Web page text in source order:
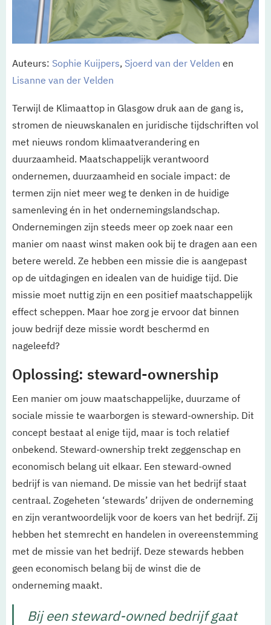
Auteurs: Sophie Kuijpers, Sjoerd van der Velden en
Lisanne van der Velden
Terwijl de Klimaattop in Glasgow druk aan de gang is,
stromen de nieuwskanalen en juridische tijdschriften vol
met nieuws rondom klimaatverandering en
duurzaamheid. Maatschappelijk verantwoord
ondernemen, duurzaamheid en sociale impact: de
termen zijn niet meer weg te denken in de huidige
samenleving én in het ondernemingslandschap.
Ondernemingen zijn steeds meer op zoek naar een
manier om naast winst maken ook bij te dragen aan een
betere wereld. Ze hebben een missie die is aangepast
op de uitdagingen en idealen van de huidige tijd. Die
missie moet nuttig zijn en een positief maatschappelijk
effect scheppen. Maar hoe zorg je ervoor dat binnen
jouw bedrijf deze missie wordt beschermd en
nageleefd?
Oplossing: steward-ownership
Een manier om jouw maatschappelijke, duurzame of
sociale missie te waarborgen is steward-ownership. Dit
concept bestaat al enige tijd, maar is toch relatief
onbekend. Steward-ownership trekt zeggenschap en
economisch belang uit elkaar. Een steward-owned
bedrijf is van niemand. De missie van het bedrijf staat
centraal. Zogeheten ‘stewards’ drijven de onderneming
en zijn verantwoordelijk voor de koers van het bedrijf. Zij
hebben het stemrecht en handelen in overeenstemming
met de missie van het bedrijf. Deze stewards hebben
geen economisch belang bij de winst die de
onderneming maakt.
Bij een steward-owned bedrijf gaat